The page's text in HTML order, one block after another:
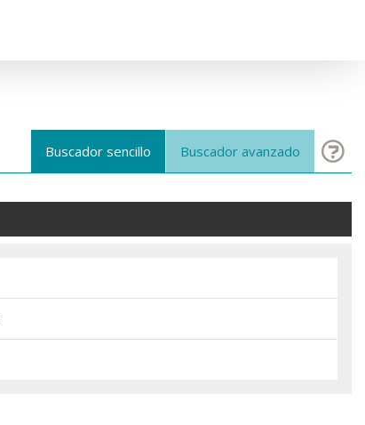
Buscador sencillo Buscador avanzado